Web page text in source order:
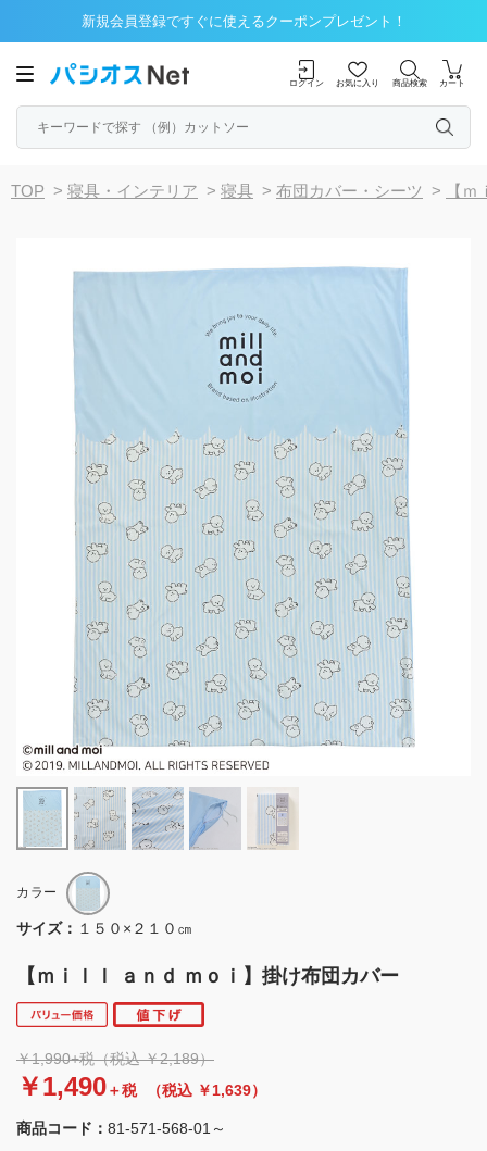
新規会員登録ですぐに使えるクーポンプレゼント！
ログイン お気に入り 商品検索 カート
TOP > 寝具・インテリア > 寝具 > 布団カバー・シーツ > 【
【ｍｉｌｌ ａｎｄ ｍｏｉ】掛け布団カバー
￥1,990+税（税込 ￥2,189）
￥1,490＋税 （税込 ￥1,639）
商品コード： 81-571-568-01～
カラー
サイズ： １５０×２１０㎝